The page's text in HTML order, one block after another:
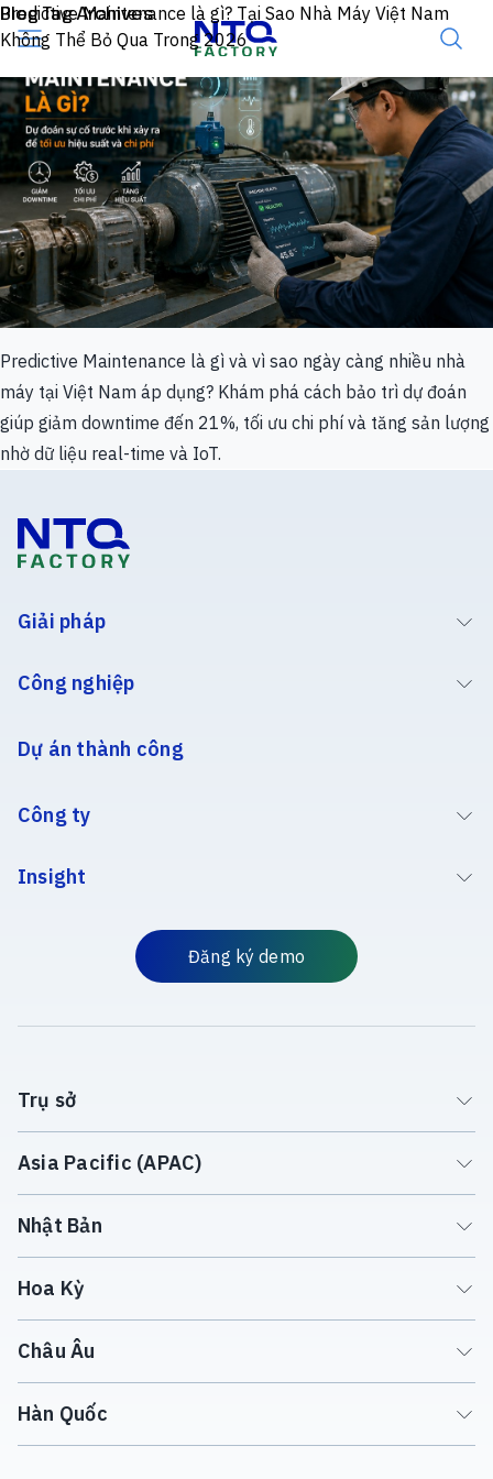
Skip to content
Blog Tag Archives
Predictive Maintenance là gì? Tại Sao Nhà Máy Việt Nam
Không Thể Bỏ Qua Trong 2026
Predictive Maintenance là gì và vì sao ngày càng nhiều nhà
máy tại Việt Nam áp dụng? Khám phá cách bảo trì dự đoán
giúp giảm downtime đến 21%, tối ưu chi phí và tăng sản lượng
nhờ dữ liệu real-time và IoT.
Giải pháp
Công nghiệp
Dự án thành công
Công ty
Insight
Đăng ký demo
Trụ sở
Asia Pacific (APAC)
Nhật Bản
Hoa Kỳ
Châu Âu
Hàn Quốc